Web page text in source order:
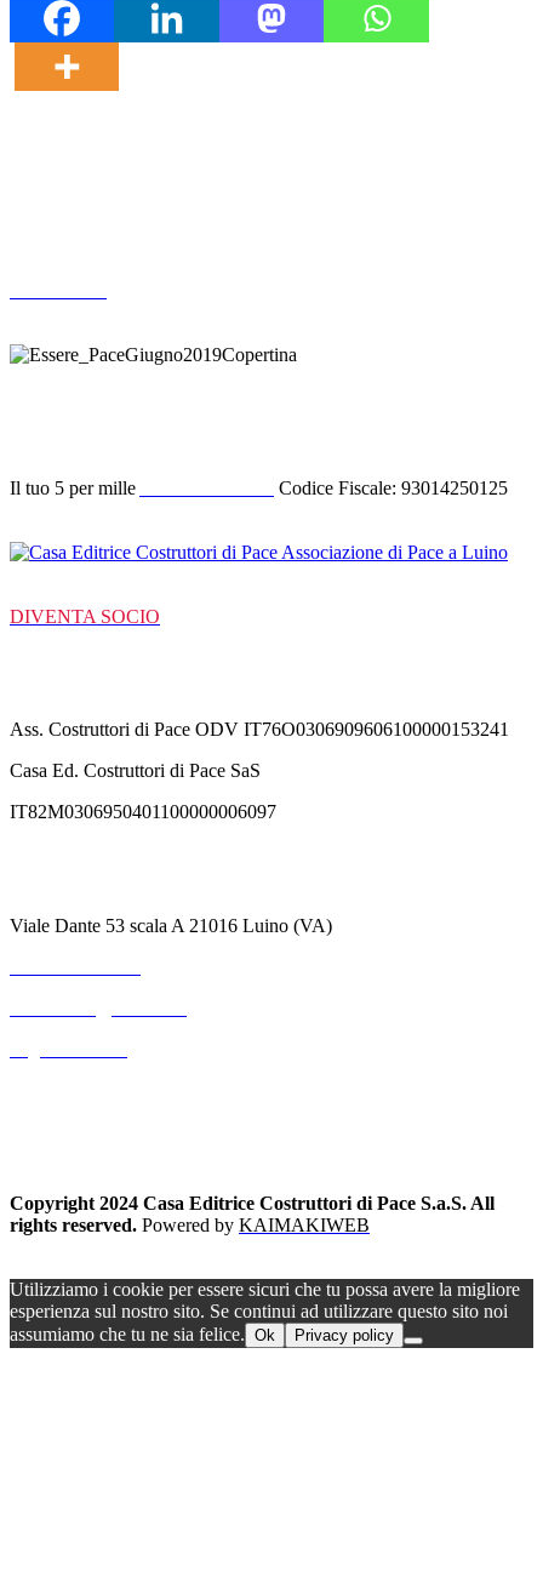
Il tuo 5 per mille Codice Fiscale: 93014250125
DIVENTA SOCIO
Ass. Costruttori di Pace ODV IT76O0306909606100000153241
Casa Ed. Costruttori di Pace SaS
IT82M0306950401100000006097
Viale Dante 53 scala A 21016 Luino (VA)
Copyright 2024 Casa Editrice Costruttori di Pace S.a.S. All
rights reserved. Powered by KAIMAKIWEB
Utilizziamo i cookie per essere sicuri che tu possa avere la migliore
esperienza sul nostro sito. Se continui ad utilizzare questo sito noi
assumiamo che tu ne sia felice. Ok Privacy policy